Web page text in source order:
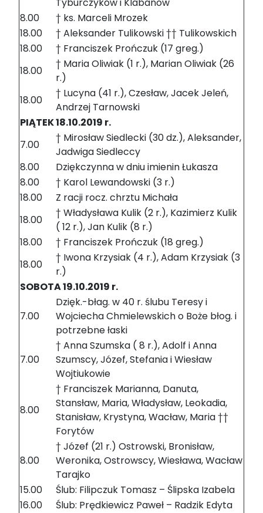
Tyburczyków i Klabanów
8.00
† ks. Marceli Mrozek
18.00
† Aleksander Tulikowski †† Tulikowskich
18.00
† Franciszek Prończuk (17 greg.)
18.00
† Maria Oliwiak (1 r.), Marian Oliwiak (26
r.)
18.00
† Lucyna (41 r.), Czesław, Jacek Jeleń,
Andrzej Tarnowski
PIĄTEK 18.10.2019 r.
7.00
† Mirosław Siedlecki (30 dz.), Aleksander,
Jadwiga Siedleccy
8.00
Dziękczynna w dniu imienin Łukasza
8.00
† Karol Lewandowski (3 r.)
18.00
Z racji rocz. chrztu Michała
18.00
† Władysława Kulik (2 r.), Kazimierz Kulik
( 12 r.), Jan Kulik (8 r.)
18.00
† Franciszek Prończuk (18 greg.)
18.00
† Iwona Krzysiak (4 r.), Adam Krzysiak (3
r.)
SOBOTA 19.10.2019 r.
7.00
Dzięk.-błag. w 40 r. ślubu Teresy i
Wojciecha Chmielewskich o Boże błog. i
potrzebne łaski
7.00
† Anna Szumska ( 8 r.), Adolf i Anna
Szumscy, Józef, Stefania i Wiesław
Wojtiukowie
8.00
† Franciszek Marianna, Danuta,
Stansław, Maria, Władysław, Leokadia,
Stanisław, Krystyna, Wacław, Maria ††
Forytów
8.00
† Józef (21 r.) Ostrowski, Bronisław,
Weronika, Ostrowscy, Wiesława, Wacław
Tarajko
15.00
Ślub: Filipczuk Tomasz – Ślipska Izabela
16.00
Ślub: Prędkiewicz Paweł – Radzik Edyta